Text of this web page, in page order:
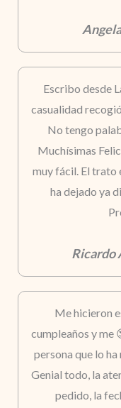
Escribo desde
casualidad
No tengo
Muchísimas
muy fácil. El trato
ha dejado ya
Ricardo
Me hicieron
cumpleaños y me
persona que lo
Genial todo, la
pedido, la